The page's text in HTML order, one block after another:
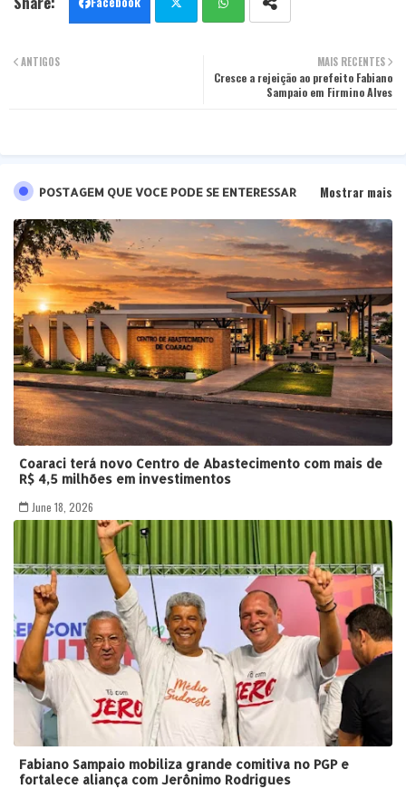
tsa
MAIS RECENTES
Cresce a rejeição ao prefeito Fabiano
Sampaio em Firmino Alves
ANTIGOS
POSTAGEM QUE VOCE PODE SE ENTERESSAR Mostrar mais
Coaraci terá novo Centro de Abastecimento com mais de
R$ 4,5 milhões em investimentos
June 18, 2026
Fabiano Sampaio mobiliza grande comitiva no PGP e
fortalece aliança com Jerônimo Rodrigues